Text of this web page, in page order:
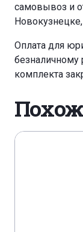
самовывоз и
Оплата для
безналичному
комплекта